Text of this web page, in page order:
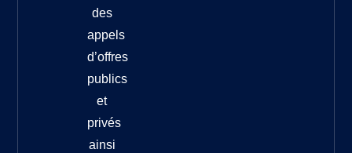
des
appels
d’offres
publics
et
privés
ainsi